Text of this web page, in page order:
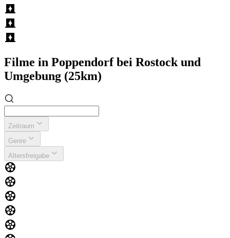
Filme in Poppendorf bei Rostock und
Umgebung (25km)
Zeitraum
Genre
Altersfreigabe